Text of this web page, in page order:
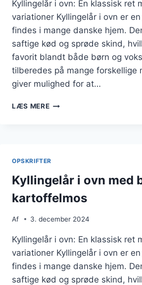
Kyllingelår i ovn: En klassisk ret
variationer Kyllingelår i ovn er
findes i mange danske hjem.
saftige kød og sprøde skind,
favorit blandt både børn og
tilberedes på mange forskellige
giver mulighed for at…
LÆS MEREKYLLINGELÅR
OPSKRIFTER
Kyllingelår i ovn med
kartoffelmos
Af 3. december 2024
Kyllingelår i ovn: En klassisk ret
variationer Kyllingelår i ovn er
findes i mange danske hjem.
saftige kød og sprøde skind,